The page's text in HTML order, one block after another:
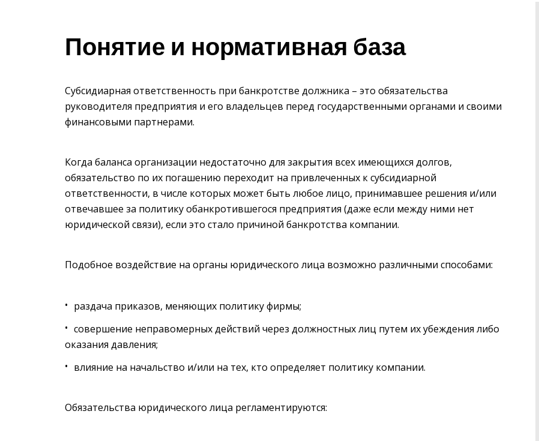
Понятие и нормативная база
Субсидиарная ответственность при банкротстве должника – это обязательства
руководителя предприятия и его владельцев перед государственными органами и своими
финансовыми партнерами.
Когда баланса организации недостаточно для закрытия всех имеющихся долгов,
обязательство по их погашению переходит на привлеченных к субсидиарной
ответственности, в числе которых может быть любое лицо, принимавшее решения и/или
отвечавшее за политику обанкротившегося предприятия (даже если между ними нет
юридической связи), если это стало причиной банкротства компании.
Подобное воздействие на органы юридического лица возможно различными способами:
раздача приказов, меняющих политику фирмы;
совершение неправомерных действий через должностных лиц путем их убеждения либо
оказания давления;
влияние на начальство и/или на тех, кто определяет политику компании.
Обязательства юридического лица регламентируются: